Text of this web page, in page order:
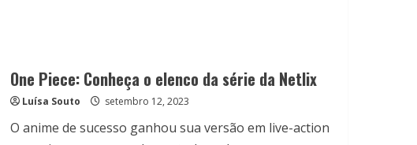
fanfics
One Piece: Conheça o elenco da série da Netlix
Luísa Souto setembro 12, 2023
O anime de sucesso ganhou sua versão em live-action